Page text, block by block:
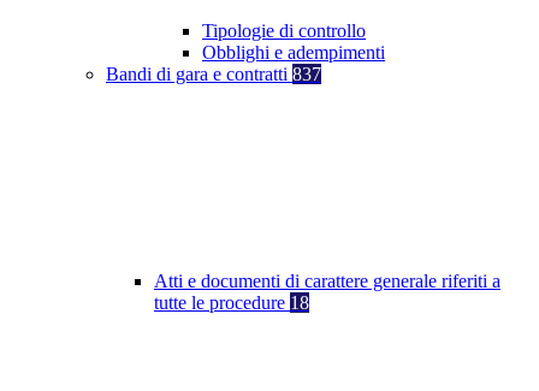
Tipologie di controllo
Obblighi e adempimenti
Bandi di gara e contratti 837
Atti e documenti di carattere generale riferiti a
tutte le procedure 18